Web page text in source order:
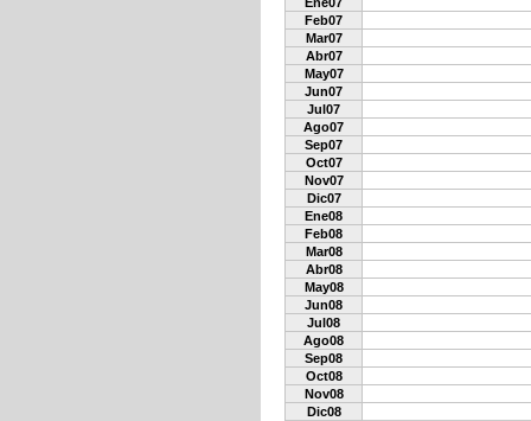
Feb07
Mar07
Abr07
May07
Jun07
Jul07
Ago07
Sep07
Oct07
Nov07
Dic07
Ene08
Feb08
Mar08
Abr08
May08
Jun08
Jul08
Ago08
Sep08
Oct08
Nov08
Dic08